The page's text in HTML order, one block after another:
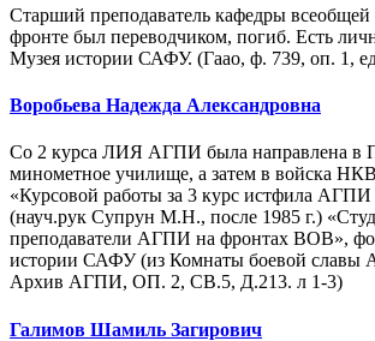
Старший преподаватель кафедры всеобщей
фронте был переводчиком, погиб. Есть
Музея истории САФУ. (Гаао, ф. 739, оп. 1,
Воробьева Надежда Александровна
Со 2 курса ЛИЯ АГПИ была направлена в
минометное училище, а затем в войска
«Курсовой работы за 3 курс истфила
(науч.рук Супрун М.Н., после 1985 г.)
преподаватели АГПИ на фронтах ВОВ»,
истории САФУ (из Комнаты боевой славы
Архив АГПИ, ОП. 2, СВ.5, Д.213. л 1-3)
Галимов Шамиль Загирович